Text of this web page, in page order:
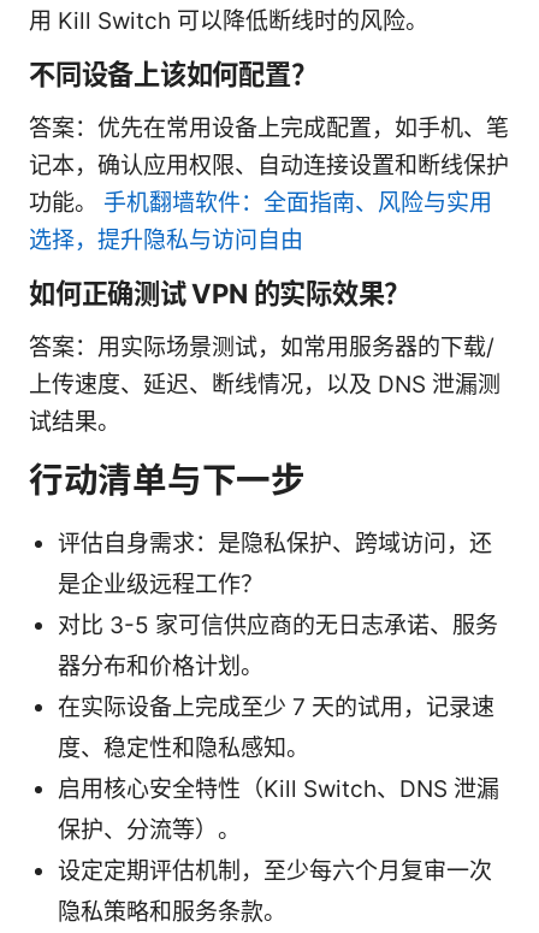
用 Kill Switch 可以降低断线时的风险。
不同设备上该如何配置？
答案：优先在常用设备上完成配置，如手机、笔
记本，确认应用权限、自动连接设置和断线保护
功能。 手机翻墙软件：全面指南、风险与实用
选择，提升隐私与访问自由
如何正确测试 VPN 的实际效果？
答案：用实际场景测试，如常用服务器的下载/
上传速度、延迟、断线情况，以及 DNS 泄漏测
试结果。
行动清单与下一步
评估自身需求：是隐私保护、跨域访问，还
是企业级远程工作？
对比 3-5 家可信供应商的无日志承诺、服务
器分布和价格计划。
在实际设备上完成至少 7 天的试用，记录速
度、稳定性和隐私感知。
启用核心安全特性（Kill Switch、DNS 泄漏
保护、分流等）。
设定定期评估机制，至少每六个月复审一次
隐私策略和服务条款。